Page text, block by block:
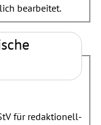
bearbeitet.
für redaktionell-